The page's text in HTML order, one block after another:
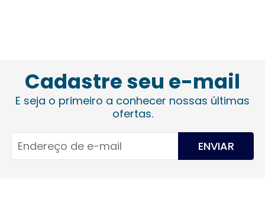
Cadastre seu e-mail
E seja o primeiro a conhecer nossas últimas
ofertas.
ENVIAR